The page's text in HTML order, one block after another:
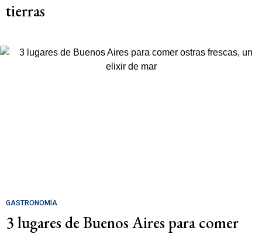
tierras
GASTRONOMÍA
3 lugares de Buenos Aires para comer